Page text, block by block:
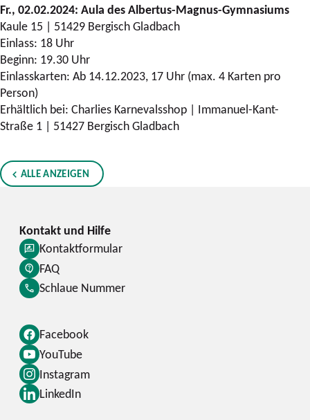
Fr., 02.02.2024: Aula des Albertus-Magnus-Gymnasiums
Kaule 15 | 51429 Bergisch Gladbach
Einlass: 18 Uhr
Beginn: 19.30 Uhr
Einlasskarten: Ab 14.12.2023, 17 Uhr (max. 4 Karten pro
Person)
Erhältlich bei: Charlies Karnevalsshop | Immanuel-Kant-
Straße 1 | 51427 Bergisch Gladbach
ALLE ANZEIGEN
Facebook
YouTube
Instagram
LinkedIn
Kontaktformular
FAQ
Schlaue Nummer